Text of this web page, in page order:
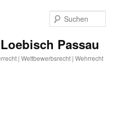
Passau
| Wettbewerbsrecht | Wehrrecht